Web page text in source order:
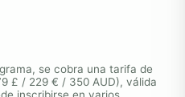
se cobra una tarifa de
£ / 229 € / 350 AUD), válida